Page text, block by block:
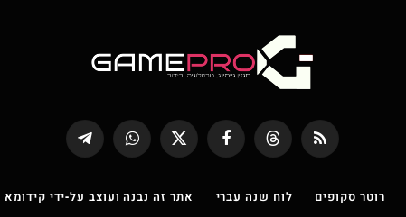
RSS
Threads פייסבוק
X
(טוויטר)
WhatsApp
Telegram
רוטר סקופים לוח שנה עברי אתר זה נבנה ועוצב על-ידי קידומא